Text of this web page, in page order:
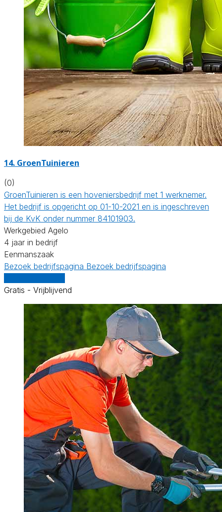
14. GroenTuinieren
(0)
GroenTuinieren is een hoveniersbedrijf met 1 werknemer.
Het bedrijf is opgericht op 01-10-2021 en is ingeschreven
bij de KvK onder nummer 84101903.
Werkgebied Agelo
4 jaar in bedrijf
Eenmanszaak
Bezoek bedrijfspagina Bezoek bedrijfspagina
Gratis - Vrijblijvend